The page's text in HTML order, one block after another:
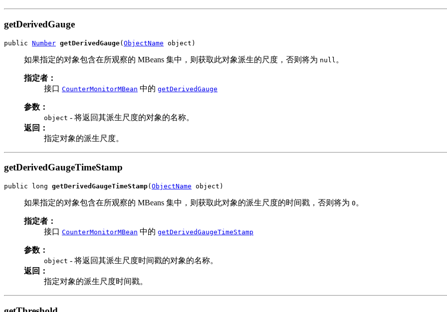
getDerivedGauge
public Number getDerivedGauge(ObjectName object)
如果指定的对象包含在所观察的 MBeans 集中，则获取此对象派生的尺度，否则将为 null 。
指定者：
接口 CounterMonitorMBean 中的 getDerivedGauge
参数：
object - 将返回其派生尺度的对象的名称。
返回：
指定对象的派生尺度。
getDerivedGaugeTimeStamp
public long getDerivedGaugeTimeStamp( ObjectName object)
如果指定的对象包含在所观察的 MBeans 集中，则获取此对象的派生尺度的时间戳，否则将为 0 。
指定者：
接口 CounterMonitorMBean 中的 getDerivedGaugeTimeStamp
参数：
object - 将返回其派生尺度时间戳的对象的名称。
返回：
指定对象的派生尺度时间戳。